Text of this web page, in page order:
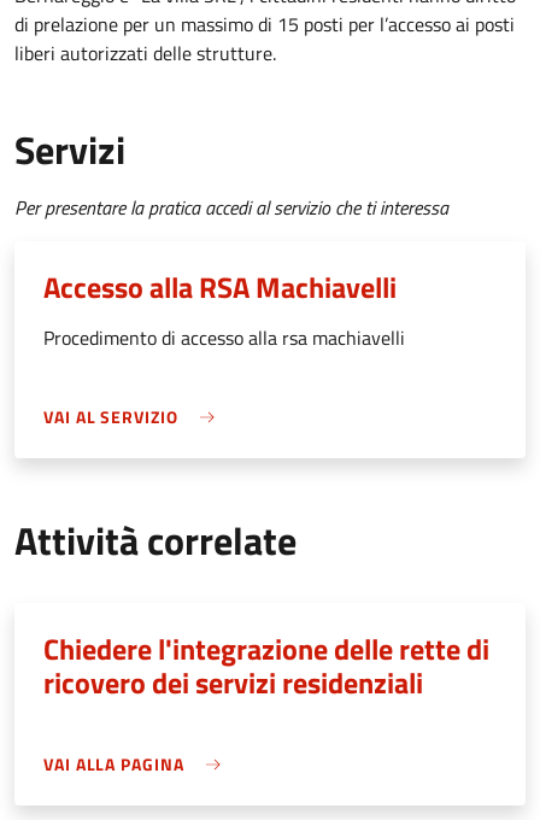
di prelazione per un massimo di 15 posti per l’accesso ai posti
liberi autorizzati delle strutture.
Servizi
Per presentare la pratica accedi al servizio che ti interessa
Accesso alla RSA Machiavelli
Procedimento di accesso alla rsa machiavelli
VAI AL SERVIZIO
Attività correlate
Chiedere l'integrazione delle rette di
ricovero dei servizi residenziali
VAI ALLA PAGINA